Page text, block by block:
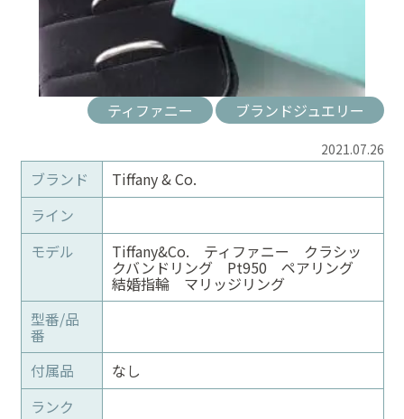
ティファニー ブランドジュエリー
2021.07.26
ブランド
Tiffany & Co.
ライン
モデル
Tiffany&Co. ティファニー クラシッ
クバンドリング Pt950 ペアリング
結婚指輪 マリッジリング
型番/品
番
付属品
なし
ランク